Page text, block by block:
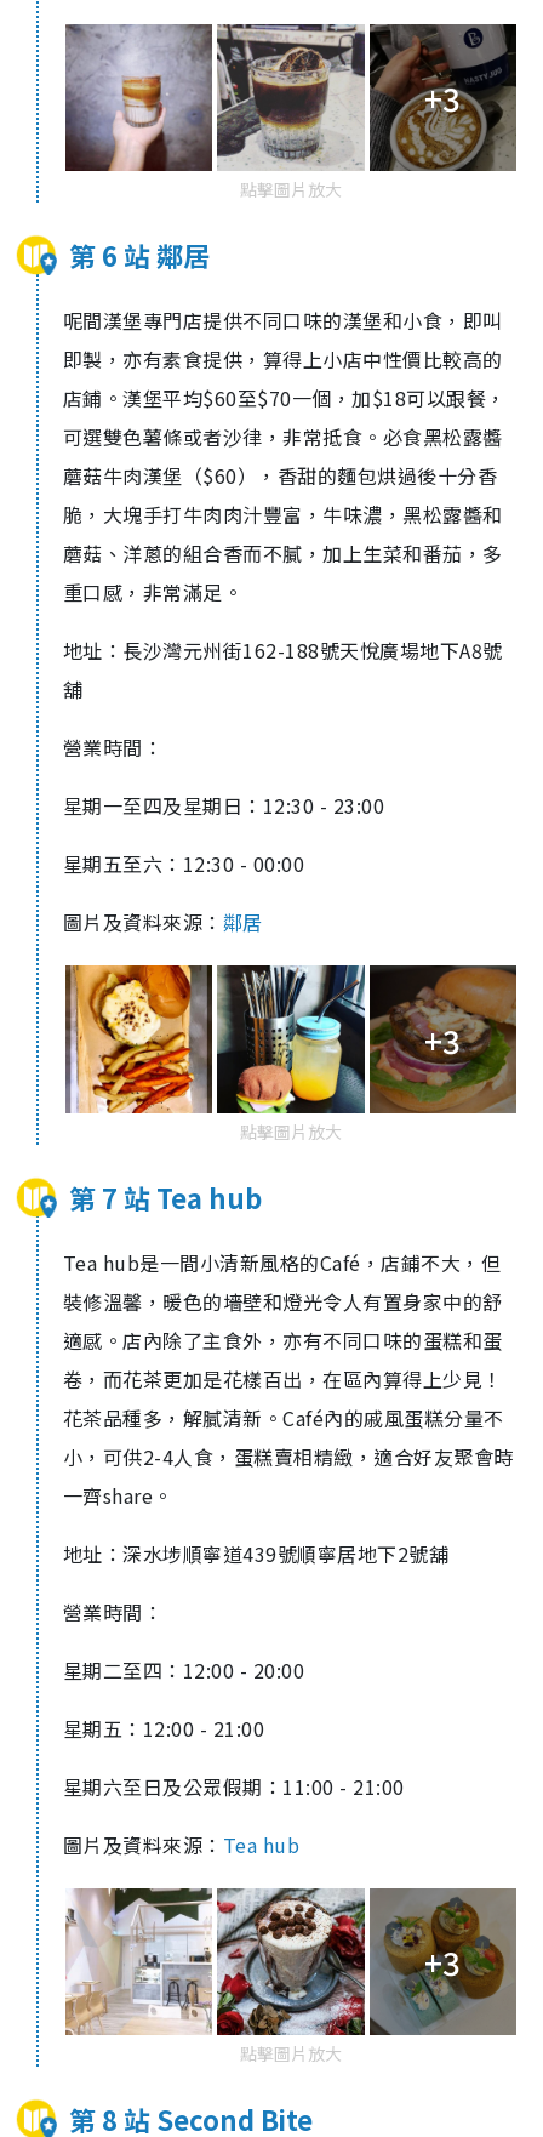
+3
點擊圖片放大
第 6 站 鄰居
呢間漢堡專門店提供不同口味的漢堡和小食，即叫
即製，亦有素食提供，算得上小店中性價比較高的
店鋪。漢堡平均$60至$70一個，加$18可以跟餐，
可選雙色薯條或者沙律，非常抵食。必食黑松露醬
蘑菇牛肉漢堡（$60），香甜的麵包烘過後十分香
脆，大塊手打牛肉肉汁豐富，牛味濃，黑松露醬和
蘑菇、洋蔥的組合香而不膩，加上生菜和番茄，多
重口感，非常滿足。
地址：長沙灣元州街162-188號天悅廣場地下A8號
舖
營業時間：
星期一至四及星期日： 12:30 - 23:00
星期五至六： 12:30 - 00:00
圖片及資料來源： 鄰居
+3
點擊圖片放大
第 7 站 Tea hub
Tea hub是一間小清新風格的Café ，店鋪不大，但
裝修溫馨，暖色的墻壁和燈光令人有置身家中的舒
適感。店內除了主食外，亦有不同口味的蛋糕和蛋
卷，而花茶更加是花樣百出，在區內算得上少見！
花茶品種多，解膩清新。Café內的戚風蛋糕分量不
小，可供2-4人食，蛋糕賣相精緻，適合好友聚會時
一齊share 。
地址：深水埗順寧道439號順寧居地下2號舖
營業時間：
星期二至四： 12:00 - 20:00
星期五： 12:00 - 21:00
星期六至日及公眾假期： 11:00 - 21:00
圖片及資料來源： Tea hub
+3
點擊圖片放大
第 8 站 Second Bite